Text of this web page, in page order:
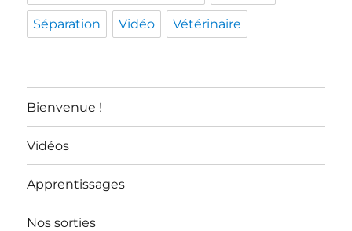
Séparation Vidéo Vétérinaire
Bienvenue !
Vidéos
Apprentissages
Nos sorties